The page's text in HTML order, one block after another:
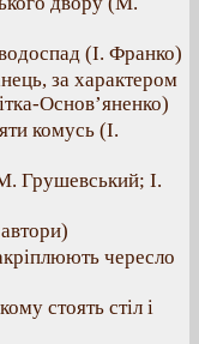
(І. Франко)
за характером
Основ’яненко)
комусь (І.
Грушевський; І.
чересло
стоять стіл і